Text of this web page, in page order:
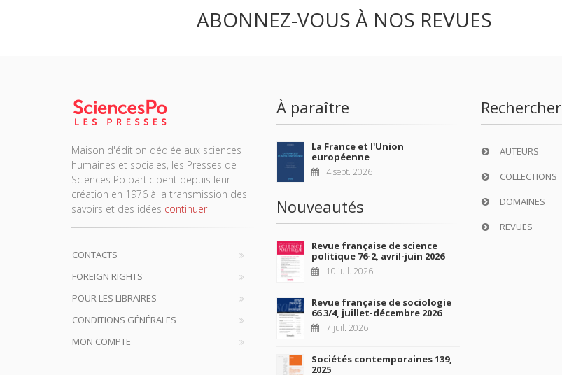
ABONNEZ-VOUS À NOS REVUES
Maison d'édition dédiée aux sciences
humaines et sociales, les Presses de
Sciences Po participent depuis leur
création en 1976 à la transmission des
savoirs et des idées continuer
CONTACTS
FOREIGN RIGHTS
POUR LES LIBRAIRES
CONDITIONS GÉNÉRALES
MON COMPTE
À paraître
La France et l'Union
européenne
4 sept. 2026
Nouveautés
Revue française de science
politique 76-2, avril-juin 2026
10 juil. 2026
Revue française de sociologie
66 3/4, juillet-décembre 2026
7 juil. 2026
Sociétés contemporaines 139,
2025
Rechercher
AUTEURS
COLLECTIONS
DOMAINES
REVUES